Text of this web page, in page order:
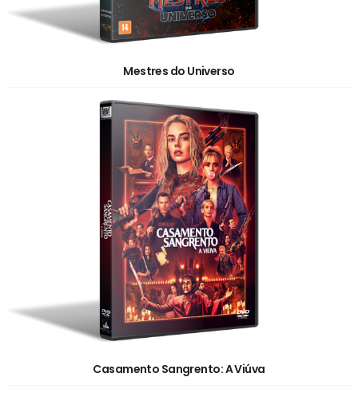
Mestres do Universo
Casamento Sangrento: A Viúva